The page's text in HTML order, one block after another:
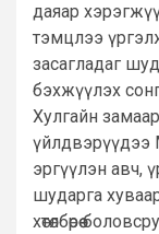
даяар
тэмцлээ
засагладаг
бэхжүүлэх
Хулгайн
үйлдвэрүүдээ
эргүүлэн авч,
шударга
хөтөлбөрөө